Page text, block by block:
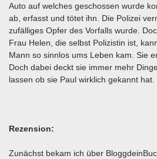
Auto auf welches geschossen wurde
ab, erfasst und tötet ihn. Die Polizei
zufälliges Opfer des Vorfalls wurde.
Frau Helen, die selbst Polizistin ist,
Mann so sinnlos ums Leben kam. Sie
Doch dabei deckt sie immer mehr
lassen ob sie Paul wirklich gekannt hat.
Rezension:
Zunächst bekam ich über